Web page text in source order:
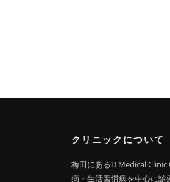
クリニックについて
梅田にあるD Medical Clinic
病・生活習慣病を中心に診